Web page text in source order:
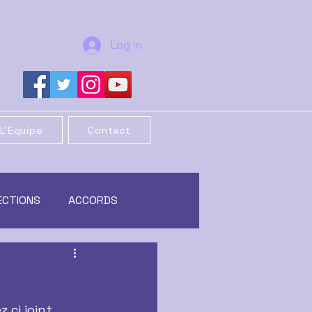
Log In
L'Equipe Contact
ACCORDS
REORGANISATION